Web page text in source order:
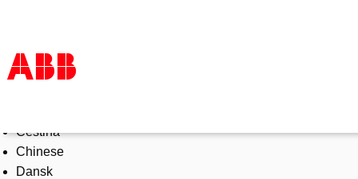
Products & Solutions
Industries
Services
Čeština
Chinese
Dansk